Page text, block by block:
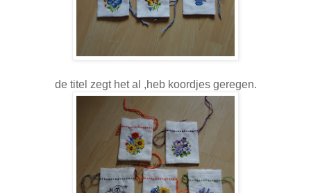
de titel zegt het al ,heb koordjes geregen.